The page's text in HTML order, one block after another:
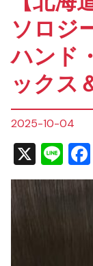
ソロジ
ハンド
ックス
2025-10-04
X